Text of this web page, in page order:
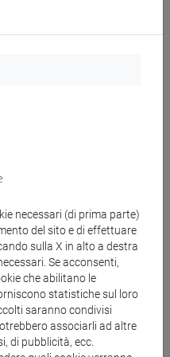
CINESE 1 MOD. 2C
CINESE 1 MOD.
DI LINGUA CINESE 1
necessari (di prima parte)
del sito e di effettuare
sulla X in alto a destra
Se acconsenti,
che abilitano le
statistiche sul loro
saranno condivisi
associarli ad altre
di pubblicità, ecc.